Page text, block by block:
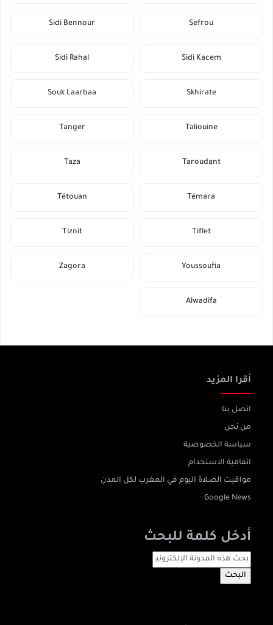
Sefrou
Sidi Bennour
Sidi Kacem
Sidi Rahal
Skhirate
Souk Laarbaa
Taliouine
Tanger
Taroudant
Taza
Témara
Tétouan
Tiflet
Tiznit
Youssoufia
Zagora
Alwadifa
أقرا المزيد
اتصل بنا
من نحن
سياسة الخصوصية
اتفاقية الاستخدام
مواقيت الصلاة اليوم في المغرب لكل المدن
Google News
أدخل كلمة للبحث